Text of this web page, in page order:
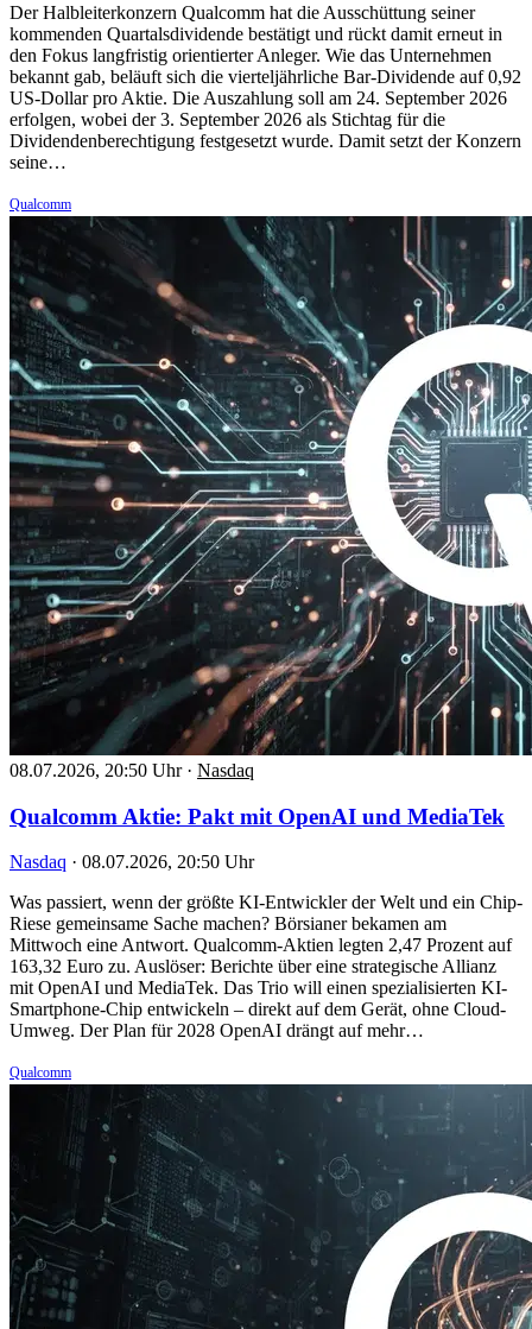
Der Halbleiterkonzern Qualcomm hat die Ausschüttung seiner
kommenden Quartalsdividende bestätigt und rückt damit erneut in
den Fokus langfristig orientierter Anleger. Wie das Unternehmen
bekannt gab, beläuft sich die vierteljährliche Bar-Dividende auf 0,92
US-Dollar pro Aktie. Die Auszahlung soll am 24. September 2026
erfolgen, wobei der 3. September 2026 als Stichtag für die
Dividendenberechtigung festgesetzt wurde. Damit setzt der Konzern
seine…
Qualcomm
08.07.2026, 20:50 Uhr · Nasdaq
Qualcomm Aktie: Pakt mit OpenAI und MediaTek
Nasdaq · 08.07.2026, 20:50 Uhr
Was passiert, wenn der größte KI-Entwickler der Welt und ein Chip-
Riese gemeinsame Sache machen? Börsianer bekamen am
Mittwoch eine Antwort. Qualcomm-Aktien legten 2,47 Prozent auf
163,32 Euro zu. Auslöser: Berichte über eine strategische Allianz
mit OpenAI und MediaTek. Das Trio will einen spezialisierten KI-
Smartphone-Chip entwickeln – direkt auf dem Gerät, ohne Cloud-
Umweg. Der Plan für 2028 OpenAI drängt auf mehr…
Qualcomm